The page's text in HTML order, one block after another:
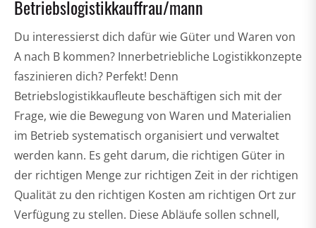
Betriebslogistikkauffrau/mann
Du interessierst dich dafür wie Güter und Waren von
A nach B kommen? Innerbetriebliche Logistikkonzepte
faszinieren dich? Perfekt! Denn
Betriebslogistikkaufleute beschäftigen sich mit der
Frage, wie die Bewegung von Waren und Materialien
im Betrieb systematisch organisiert und verwaltet
werden kann. Es geht darum, die richtigen Güter in
der richtigen Menge zur richtigen Zeit in der richtigen
Qualität zu den richtigen Kosten am richtigen Ort zur
Verfügung zu stellen. Diese Abläufe sollen schnell,